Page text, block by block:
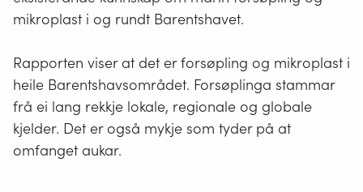
mikroplast i og rundt Barentshavet.
Rapporten viser at det er forsøpling og mikroplast i
heile Barentshavsområdet. Forsøplinga stammar
frå ei lang rekkje lokale, regionale og globale
kjelder. Det er også mykje som tyder på at
omfanget aukar.